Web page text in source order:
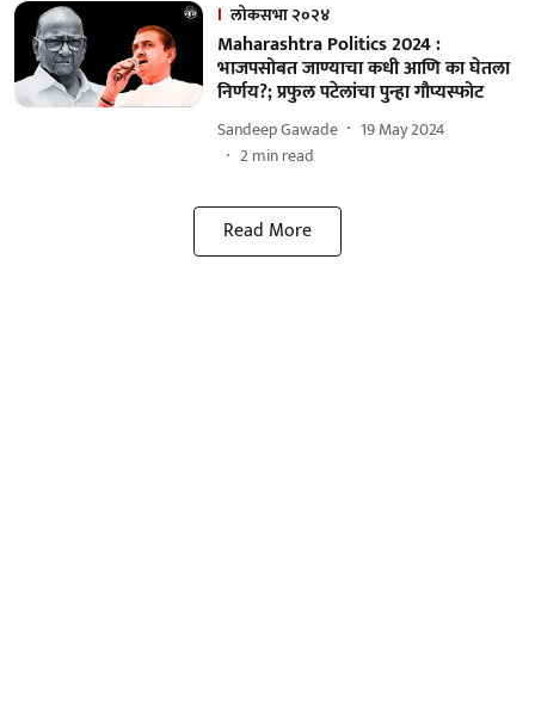
लोकसभा २०२४
Maharashtra Politics 2024 :
भाजपसोबत जाण्याचा कधी आणि का घेतला
निर्णय?; प्रफुल पटेलांचा पुन्हा गौप्यस्फोट
Sandeep Gawade
19 May 2024
2min read
Read More